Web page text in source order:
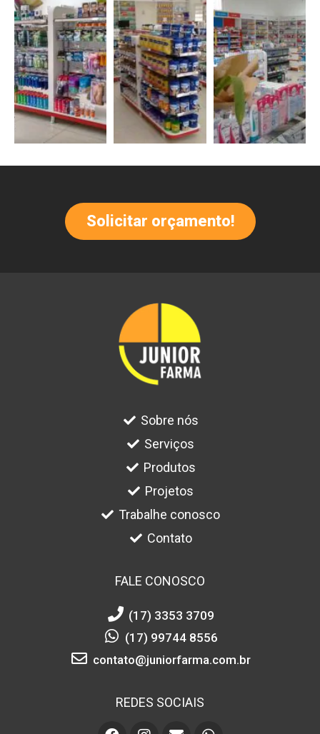
Solicitar orçamento!
Sobre nós
Serviços
Produtos
Projetos
Trabalhe conosco
Contato
FALE CONOSCO
(17) 3353 3709
(17) 99744 8556
contato@juniorfarma.com.br
REDES SOCIAIS